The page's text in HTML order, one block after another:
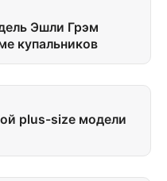
Эшли Грэм
купальников
plus-size модели